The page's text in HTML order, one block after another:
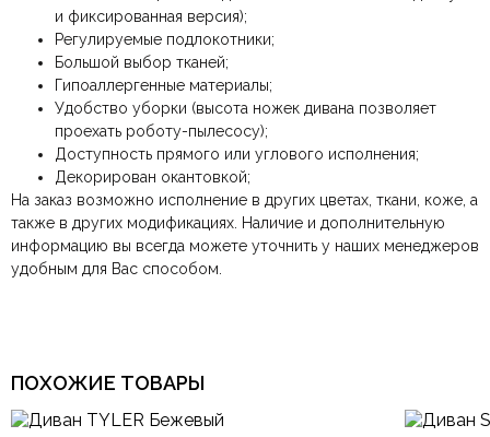
и фиксированная версия);
Регулируемые подлокотники;
Большой выбор тканей;
Гипоаллергенные материалы;
Удобство уборки (высота ножек дивана позволяет
проехать роботу-пылесосу);
Доступность прямого или углового исполнения;
Декорирован окантовкой;
На заказ возможно исполнение в других цветах, ткани, коже, а
также в других модификациях. Наличие и дополнительную
информацию вы всегда можете уточнить у наших менеджеров
удобным для Вас способом.
Подлокотники
Особенности
Функциональность
Регулируемые
подлокотники
Итальянский, Модерн,
Современный
Комната
ПОХОЖИЕ ТОВАРЫ